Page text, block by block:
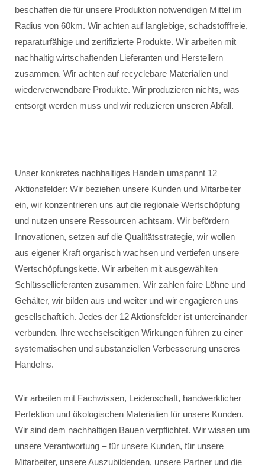
beschaffen die für unsere Produktion notwendigen Mittel im
Radius von 60km. Wir achten auf langlebige, schadstofffreie,
reparaturfähige und zertifizierte Produkte. Wir arbeiten mit
nachhaltig wirtschaftenden Lieferanten und Herstellern
zusammen. Wir achten auf recyclebare Materialien und
wiederverwendbare Produkte. Wir produzieren nichts, was
entsorgt werden muss und wir reduzieren unseren Abfall.
Unser konkretes nachhaltiges Handeln umspannt 12
Aktionsfelder: Wir beziehen unsere Kunden und Mitarbeiter
ein, wir konzentrieren uns auf die regionale Wertschöpfung
und nutzen unsere Ressourcen achtsam. Wir befördern
Innovationen, setzen auf die Qualitätsstrategie, wir wollen
aus eigener Kraft organisch wachsen und vertiefen unsere
Wertschöpfungskette. Wir arbeiten mit ausgewählten
Schlüssellieferanten zusammen. Wir zahlen faire Löhne und
Gehälter, wir bilden aus und weiter und wir engagieren uns
gesellschaftlich. Jedes der 12 Aktionsfelder ist untereinander
verbunden. Ihre wechselseitigen Wirkungen führen zu einer
systematischen und substanziellen Verbesserung unseres
Handelns.
Wir arbeiten mit Fachwissen, Leidenschaft, handwerklicher
Perfektion und ökologischen Materialien für unsere Kunden.
Wir sind dem nachhaltigen Bauen verpflichtet. Wir wissen um
unsere Verantwortung – für unsere Kunden, für unsere
Mitarbeiter, unsere Auszubildenden, unsere Partner und die